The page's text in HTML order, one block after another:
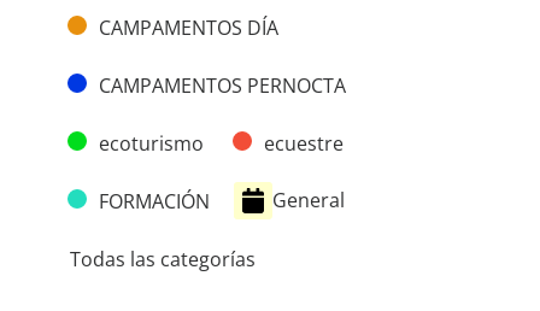
CAMPAMENTOS DÍA
CAMPAMENTOS PERNOCTA
ecoturismo ecuestre
FORMACIÓN General
Todas las categorías